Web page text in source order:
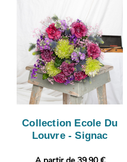
Collection Ecole Du
Louvre - Signac